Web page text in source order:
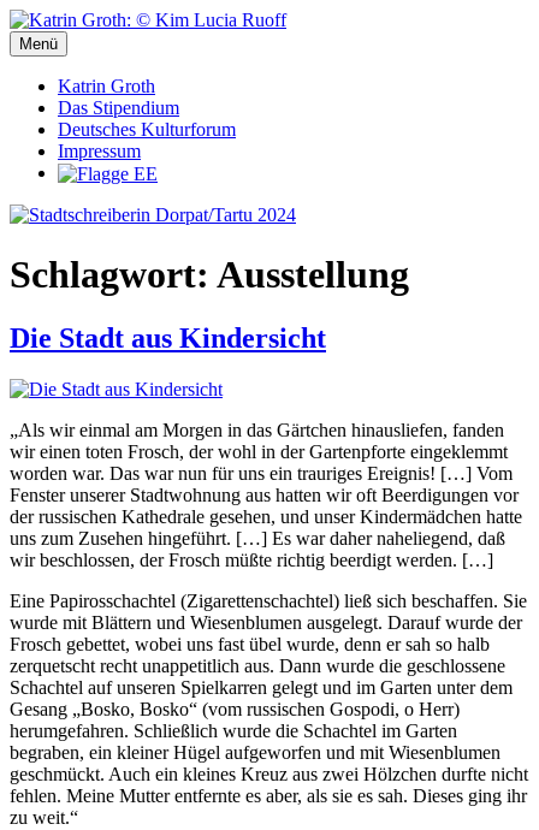
Zum
Inhalt
springen
Stadtschreiberin Dorpat/Tartu 2024
Stadtschreiberin Dorpat/Tartu 2024
Menü
Katrin Groth
Das Stipendium
Deutsches Kulturforum
Impressum
Schlagwort: Ausstellung
Die Stadt aus Kindersicht
„Als wir einmal am Morgen in das Gärtchen hinausliefen, fanden
wir einen toten Frosch, der wohl in der Gartenpforte eingeklemmt
worden war. Das war nun für uns ein trauriges Ereignis! […] Vom
Fenster unserer Stadtwohnung aus hatten wir oft Beerdigungen vor
der russischen Kathedrale gesehen, und unser Kindermädchen hatte
uns zum Zusehen hingeführt. […] Es war daher naheliegend, daß
wir beschlossen, der Frosch müßte richtig beerdigt werden. […]
Eine Papirosschachtel (Zigarettenschachtel) ließ sich beschaffen. Sie
wurde mit Blättern und Wiesenblumen ausgelegt. Darauf wurde der
Frosch gebettet, wobei uns fast übel wurde, denn er sah so halb
zerquetscht recht unappetitlich aus. Dann wurde die geschlossene
Schachtel auf unseren Spielkarren gelegt und im Garten unter dem
Gesang „Bosko, Bosko“ (vom russischen Gospodi, o Herr)
herumgefahren. Schließlich wurde die Schachtel im Garten
begraben, ein kleiner Hügel aufgeworfen und mit Wiesenblumen
geschmückt. Auch ein kleines Kreuz aus zwei Hölzchen durfte nicht
fehlen. Meine Mutter entfernte es aber, als sie es sah. Dieses ging ihr
zu weit.“